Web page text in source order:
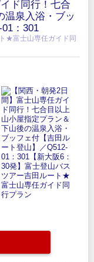
ド同行！七合
温泉入浴・ブッ
：301
★富士山専任ガイド同